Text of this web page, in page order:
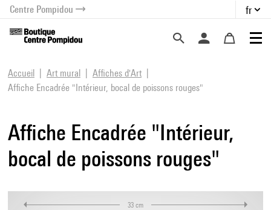
menu
contenu
Centre Pompidou fr
Accueil Art mural
Affiches d'Art
Affiche Encadrée "Intérieur, bocal de poissons rouges"
Affiche Encadrée "Intérieur,
bocal de poissons rouges"
33 cm